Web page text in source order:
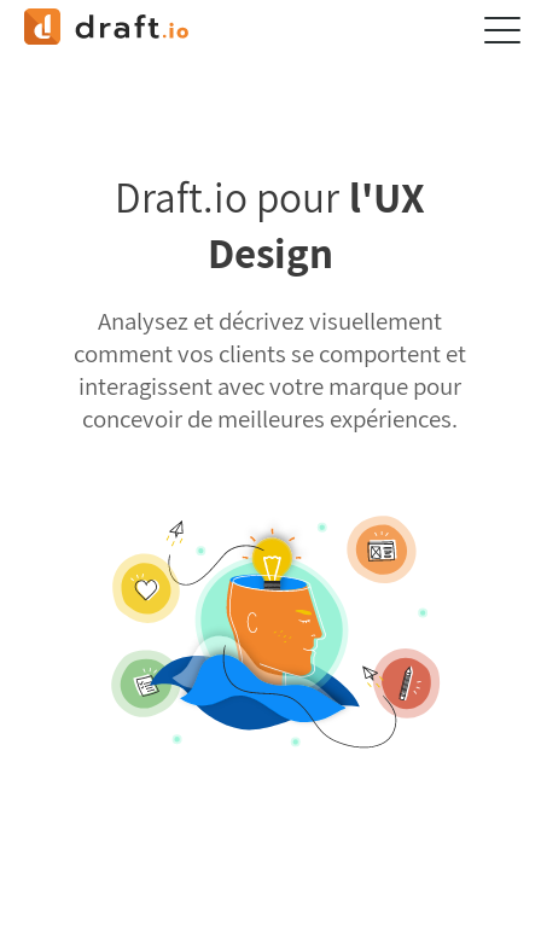
Draft.io pour l'UX
Design
Analysez et décrivez visuellement
comment vos clients se comportent et
interagissent avec votre marque pour
concevoir de meilleures expériences.